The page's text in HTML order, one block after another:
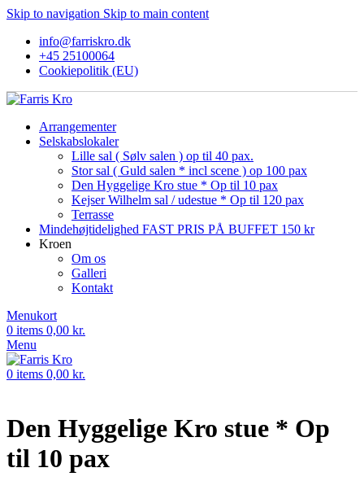
Skip to navigation Skip to main content
info@farriskro.dk
+45 25100064
Cookiepolitik (EU)
Arrangementer
Selskabslokaler
Lille sal ( Sølv salen ) op til 40 pax.
Stor sal ( Guld salen * incl scene ) op 100 pax
Den Hyggelige Kro stue * Op til 10 pax
Kejser Wilhelm sal / udestue * Op til 120 pax
Terrasse
Mindehøjtidelighed FAST PRIS PÅ BUFFET 150 kr
Kroen
Om os
Galleri
Kontakt
Menukort
0 items 0,00 kr.
Menu
0 items 0,00 kr.
Den Hyggelige Kro stue * Op
til 10 pax